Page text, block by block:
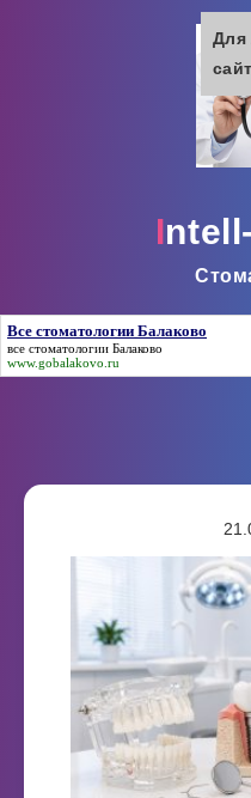
Все стоматологии Балаково
все стоматологии Балаково
www.gobalakovo.ru
Для